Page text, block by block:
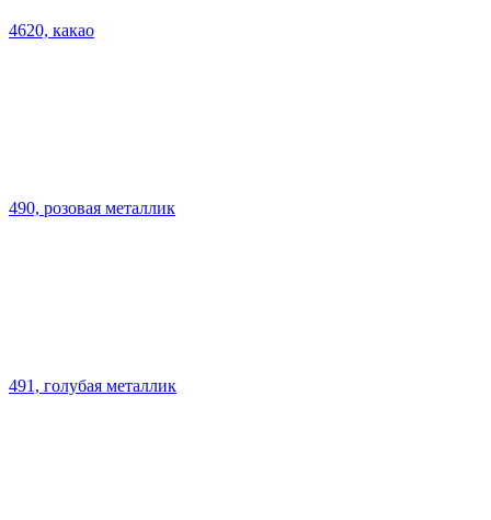
4620, какао
490, розовая металлик
491, голубая металлик